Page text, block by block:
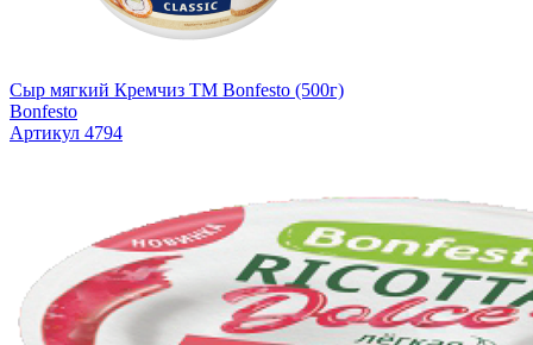
Сыр мягкий Кремчиз TM Bonfesto (500г)
Bonfesto
Артикул 4794